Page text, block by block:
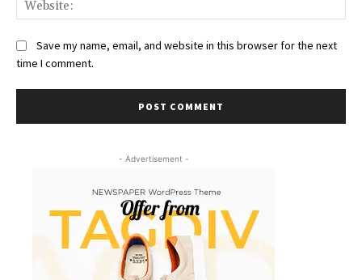
Save my name, email, and website in this browser for the next
time I comment.
- Advertisement -